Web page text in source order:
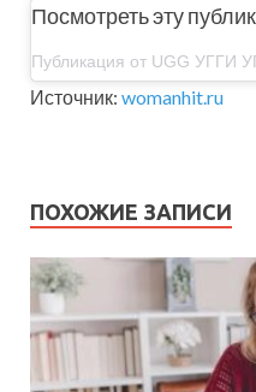
Посмотреть эту
Источник: womanhit.ru
ПОХОЖИЕ ЗАПИСИ